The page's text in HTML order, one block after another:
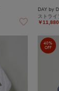
DAY by
ストラ
￥
40%
OFF